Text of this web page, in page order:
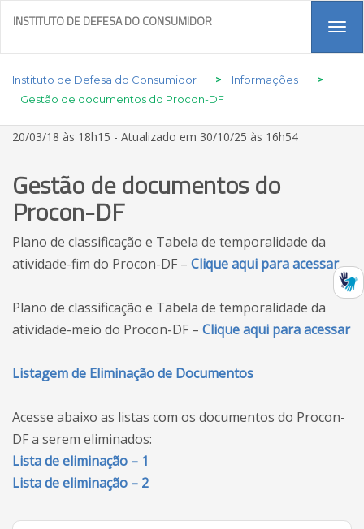
INSTITUTO DE DEFESA DO CONSUMIDOR
Instituto de Defesa do Consumidor > Informações
>
Gestão de documentos do Procon-DF
20/03/18 às 18h15 - Atualizado em 30/10/25 às 16h54
Gestão de documentos do
Procon-DF
Plano de classificação e Tabela de temporalidade da
atividade-fim do Procon-DF – Clique aqui para acessar
Plano de classificação e Tabela de temporalidade da
atividade-meio do Procon-DF – Clique aqui para acessar
Listagem de Eliminação de Documentos
Acesse abaixo as listas com os documentos do Procon-
DF a serem eliminados:
Lista de eliminação – 1
Lista de eliminação – 2